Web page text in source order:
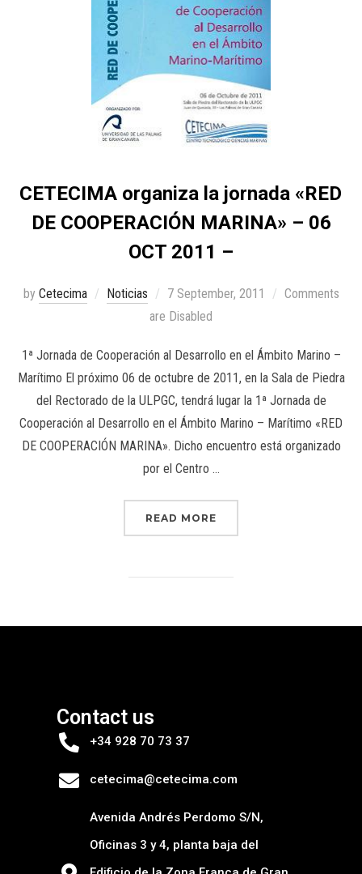
CETECIMA organiza la jornada «RED
DE COOPERACIÓN MARINA» – 06
OCT 2011 –
by Cetecima Noticias 7 September, 2011
Comments
are Disabled
1ª Jornada de Cooperación al Desarrollo en el Ámbito Marino –
Marítimo El próximo 06 de octubre de 2011, en la Sala de Piedra
del Rectorado de la ULPGC, tendrá lugar la 1ª Jornada de
Cooperación al Desarrollo en el Ámbito Marino – Marítimo «RED
DE COOPERACIÓN MARINA». Dicho encuentro está organizado
por el Centro …
READ MORE
Contact us
+34 928 70 73 37
cetecima@cetecima.com
Avenida Andrés Perdomo S/N,
Oficinas 3 y 4, planta baja del